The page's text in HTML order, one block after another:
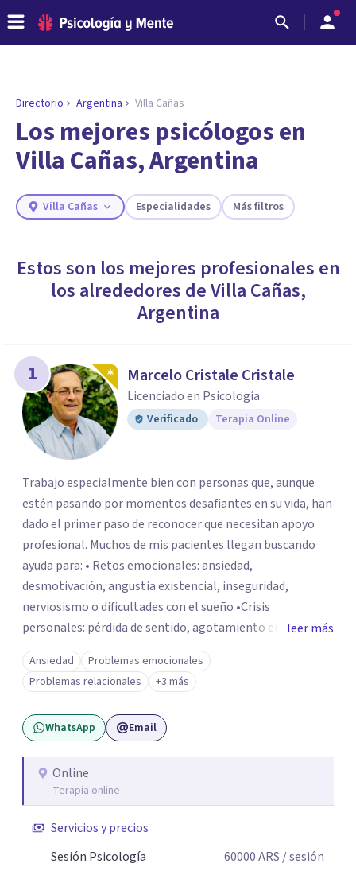
ENCONTRAR MI TERAPEUTA
¿Necesitas ayuda para encontrar el
psicólogo adecuado?
Responde a unas breves preguntas y te ofreceremos
necesidades.
Directorio Argentina Villa Cañas
Los mejores psicólogos en
Villa Cañas, Argentina
Villa Cañas Especialidades Más filtros
Estos son los mejores profesionales en
los alrededores deVilla Cañas,
Argentina
1 Marcelo Cristale Cristale
Licenciado en Psicología
Verificado Terapia Online
Trabajo especialmente bien con personas que, aunque
estén pasando por momentos desafiantes en su vida, han
dado el primer paso de reconocer que necesitan apoyo
profesional. Muchos de mis pacientes llegan buscando
ayuda para: • Retos emocionales: ansiedad,
desmotivación, angustia existencial, inseguridad,
nerviosismo o dificultades con el sueño •Crisis
personales: pérdida de sentido, agotamiento emocional
o dificultad para manejar transiciones vitales •Conflictos
relacionales: problemas de pareja, tensiones familiares,
desafíos laborales o dificultades en dinámicas sociales.
leer más
Ansiedad
Problemas emocionales
Problemas relacionales
+3 más
WhatsApp Email
Online
Terapia online
Servicios y precios
Sesión Psicología
60000ARS / sesión